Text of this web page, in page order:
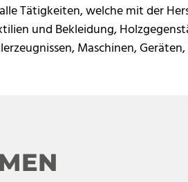
Tätigkeiten, welche mit der
und Bekleidung,
Maschinen,